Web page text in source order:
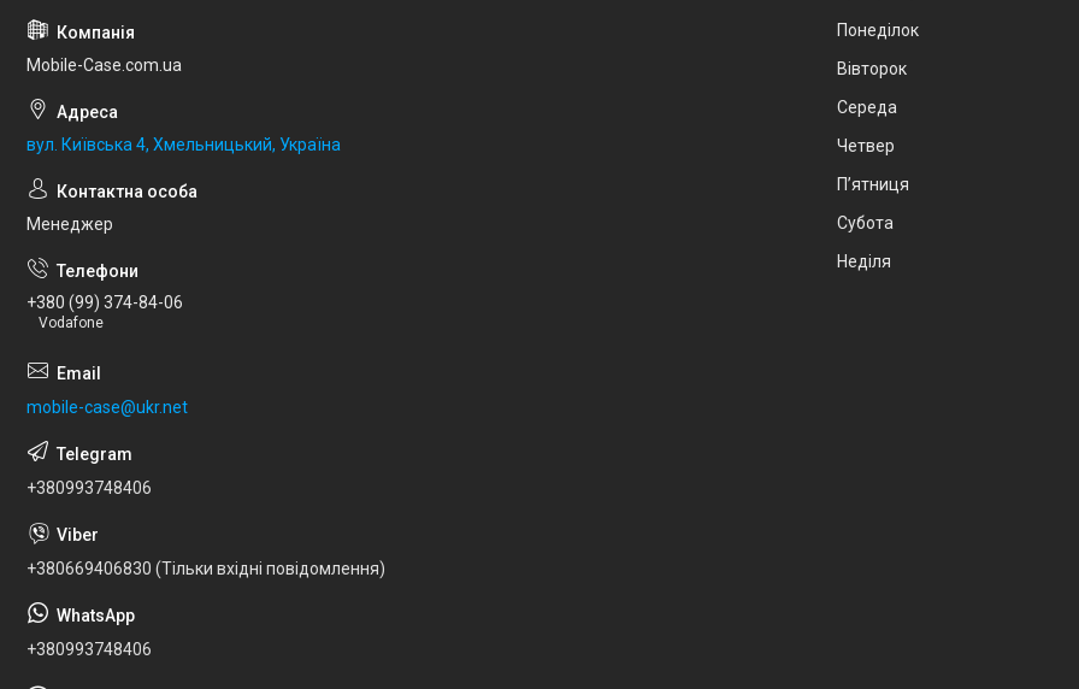
Mobile-Case.com.ua
вул. Київська 4, Хмельницький, Україна
Менеджер
+380 (99) 374-84-06
Vodafone
mobile-case@ukr.net
+380993748406
+380669406830 (Тільки вхідні повідомлення)
+380993748406
Понеділок
Вівторок
Середа
Четвер
Пʼятниця
Субота
Неділя